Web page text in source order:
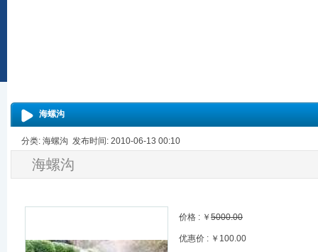
海螺沟
分类: 海螺沟 发布时间: 2010-06-13 00:10
海螺沟
价格 : ￥ 5000.00
优惠价 : ￥100.00